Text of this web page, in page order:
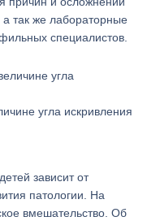
так же лабораторные
специалистов.
угла искривления
зависит от
патологии. На
вмешательство. Об